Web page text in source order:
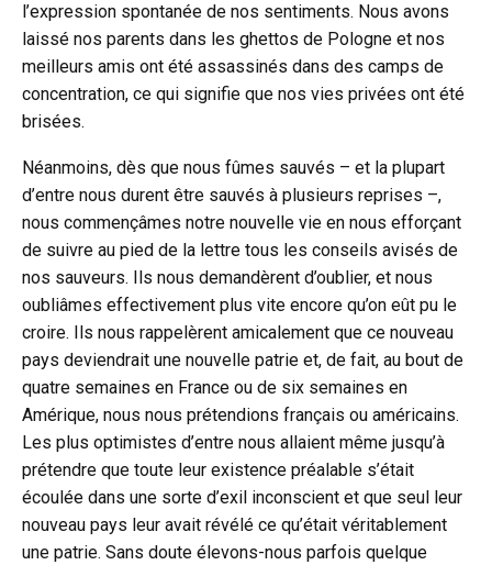
l’expression spontanée de nos sentiments. Nous avons
laissé nos parents dans les ghettos de Pologne et nos
meilleurs amis ont été assassinés dans des camps de
concentration, ce qui signifie que nos vies privées ont été
brisées.
Néanmoins, dès que nous fûmes sauvés – et la plupart
d’entre nous durent être sauvés à plusieurs reprises –,
nous commençâmes notre nouvelle vie en nous efforçant
de suivre au pied de la lettre tous les conseils avisés de
nos sauveurs. Ils nous demandèrent d’oublier, et nous
oubliâmes effectivement plus vite encore qu’on eût pu le
croire. Ils nous rappelèrent amicalement que ce nouveau
pays deviendrait une nouvelle patrie et, de fait, au bout de
quatre semaines en France ou de six semaines en
Amérique, nous nous prétendions français ou américains.
Les plus optimistes d’entre nous allaient même jusqu’à
prétendre que toute leur existence préalable s’était
écoulée dans une sorte d’exil inconscient et que seul leur
nouveau pays leur avait révélé ce qu’était véritablement
une patrie. Sans doute élevons-nous parfois quelque